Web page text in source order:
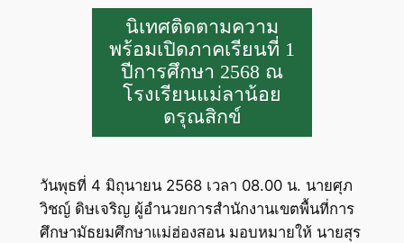
นิเทศติดตามความ
พร้อมเปิดภาคเรียนที่ 1
ปีการศึกษา 2568 ณ
โรงเรียนแม่ลาน้อย
ดรุณสิกข์
วันพุธที่ 4 มิถุนายน 2568 เวลา 08.00 น. นายศุภ
วิชญ์ ดิษเจริญ ผู้อำนวยการสำนักงานเขตพื้นที่การ
ศึกษามัธยมศึกษาแม่ฮ่องสอน มอบหมายให้ นายสุร